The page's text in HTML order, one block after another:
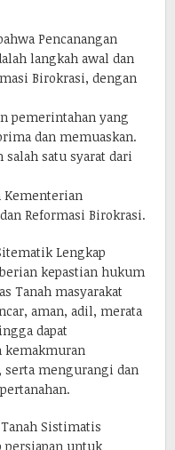
Pencanangan
langkah awal dan
Birokrasi, dengan
pemerintahan yang
dan memuaskan.
satu syarat dari
Kementerian
Reformasi Birokrasi.
Lengkap
kepastian hukum
Tanah masyarakat
aman, adil, merata
dapat
kemakmuran
serta mengurangi dan
Sistimatis
persiapan untuk